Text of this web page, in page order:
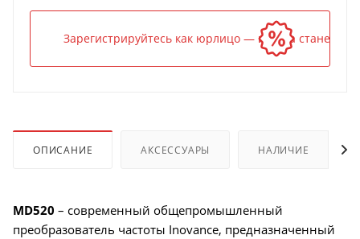
Зарегистрируйтесь как юрлицо — и цена станет
ОПИСАНИЕ АКСЕССУАРЫ НАЛИЧИЕ
MD520 – современный общепромышленный
преобразователь частоты Inovance, предназначенный